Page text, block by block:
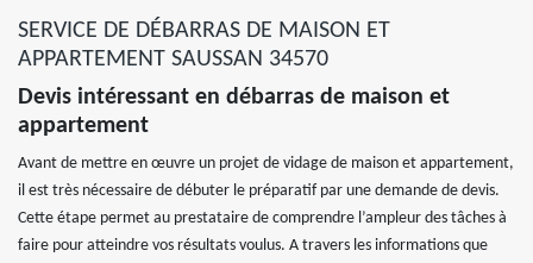
SERVICE DE DÉBARRAS DE MAISON ET
APPARTEMENT SAUSSAN 34570
Devis intéressant en débarras de maison et
appartement
Avant de mettre en œuvre un projet de vidage de maison et appartement,
il est très nécessaire de débuter le préparatif par une demande de devis.
Cette étape permet au prestataire de comprendre l’ampleur des tâches à
faire pour atteindre vos résultats voulus. A travers les informations que